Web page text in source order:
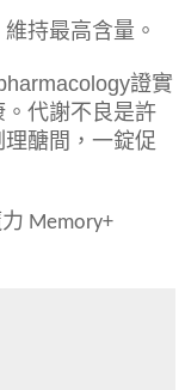
持最高含量。
證實
代謝不良是許
醣間，一錠促
Memory+